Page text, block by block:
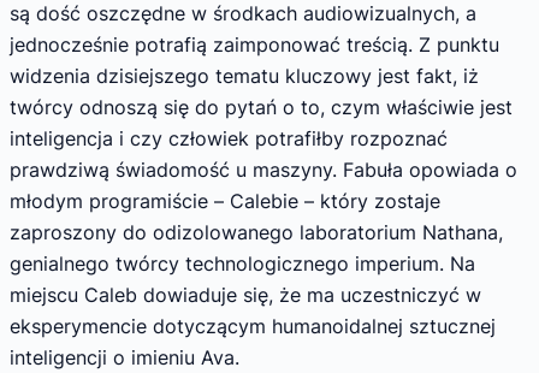
są dość oszczędne w środkach audiowizualnych, a
jednocześnie potrafią zaimponować treścią. Z punktu
widzenia dzisiejszego tematu kluczowy jest fakt, iż
twórcy odnoszą się do pytań o to, czym właściwie jest
inteligencja i czy człowiek potrafiłby rozpoznać
prawdziwą świadomość u maszyny. Fabuła opowiada o
młodym programiście – Calebie – który zostaje
zaproszony do odizolowanego laboratorium Nathana,
genialnego twórcy technologicznego imperium. Na
miejscu Caleb dowiaduje się, że ma uczestniczyć w
eksperymencie dotyczącym humanoidalnej sztucznej
inteligencji o imieniu Ava.